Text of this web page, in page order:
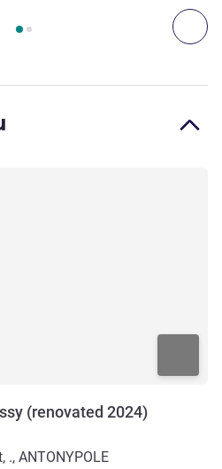
- room with 1 double bed and 1
(renovated 2024)
., ANTONYPOLE